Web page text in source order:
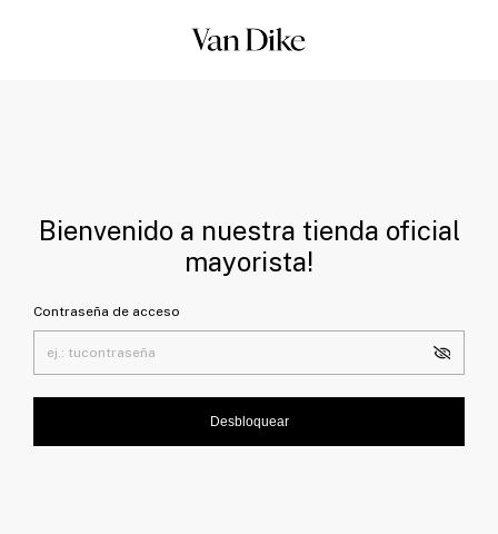
Bienvenido a nuestra tienda oficial
mayorista!
Contraseña de acceso
Desbloquear